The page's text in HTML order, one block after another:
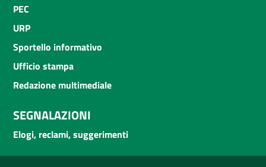
PEC
URP
Sportello informativo
Ufficio stampa
Redazione multimediale
SEGNALAZIONI
Elogi, reclami, suggerimenti